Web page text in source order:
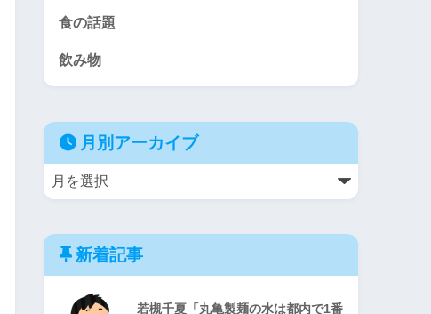
食の話題
飲み物
月別アーカイブ
新着記事
若槻千夏「丸亀製麺の水は都内で1番